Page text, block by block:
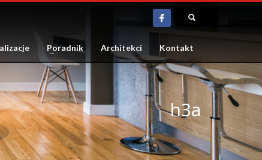
Poradnik Architekci Kontakt
h3a